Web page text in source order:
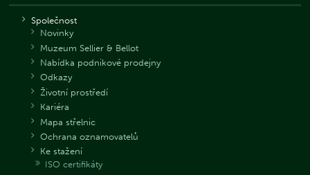
Společnost
Novinky
Muzeum Sellier & Bellot
Nabídka podnikové prodejny
Odkazy
Životní prostředí
Kariéra
Mapa střelnic
Ochrana oznamovatelů
Ke stažení
ISO certifikáty